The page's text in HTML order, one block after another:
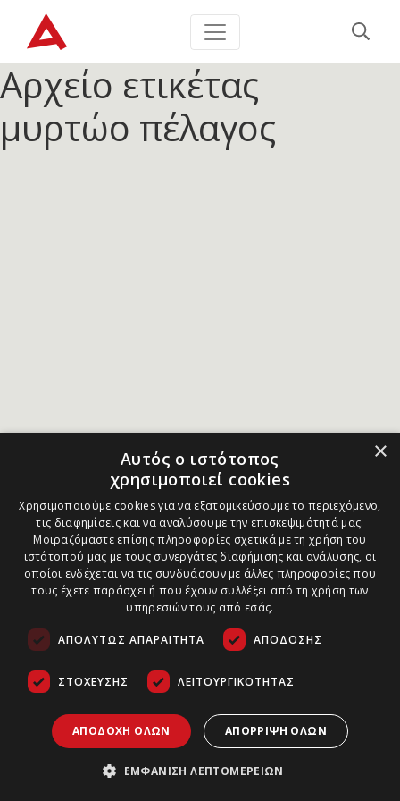
Αρχείο ετικέτας
μυρτώο πέλαγος
×
Αυτός ο ιστότοπος
χρησιμοποιεί cookies
Χρησιμοποιούμε cookies για να εξατομικεύσουμε το περιεχόμενο,
τις διαφημίσεις και να αναλύσουμε την επισκεψιμότητά μας.
Μοιραζόμαστε επίσης πληροφορίες σχετικά με τη χρήση του
ιστότοπού μας με τους συνεργάτες διαφήμισης και ανάλυσης, οι
οποίοι ενδέχεται να τις συνδυάσουν με άλλες πληροφορίες που
τους έχετε παράσχει ή που έχουν συλλέξει από τη χρήση των
υπηρεσιών τους από εσάς.
ΑΠΟΛΎΤΩΣ ΑΠΑΡΑΊΤΗΤΑ ΑΠΌΔΟΣΗΣ
ΣΤΌΧΕΥΣΗΣ ΛΕΙΤΟΥΡΓΙΚΌΤΗΤΑΣ
ΑΠΟΔΟΧΉ ΌΛΩΝ ΑΠΌΡΡΙΨΗ ΌΛΩΝ
ΕΜΦΆΝΙΣΗ ΛΕΠΤΟΜΕΡΕΙΏΝ